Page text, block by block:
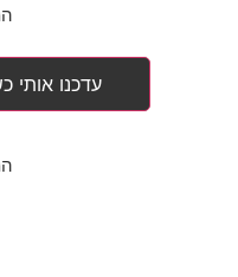
עדכנו אותי